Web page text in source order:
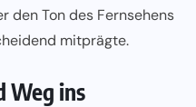
den Ton des Fernsehens
mitprägte.
Weg ins